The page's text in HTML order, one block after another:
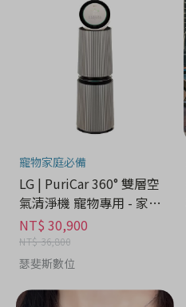
寵物家庭必備
LG | PuriCar 360° 雙層空
氣清淨機 寵物專用 - 家電
分期
NT$ 30,900
NT$ 36,800
瑟斐斯數位